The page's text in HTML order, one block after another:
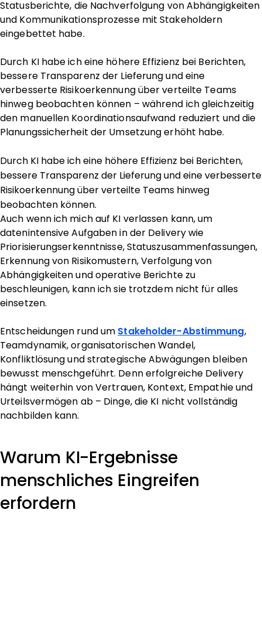
Statusberichte, die Nachverfolgung von Abhängigkeiten
und Kommunikationsprozesse mit Stakeholdern
eingebettet habe.
Durch KI habe ich eine höhere Effizienz bei Berichten,
bessere Transparenz der Lieferung und eine
verbesserte Risikoerkennung über verteilte Teams
hinweg beobachten können – während ich gleichzeitig
den manuellen Koordinationsaufwand reduziert und die
Planungssicherheit der Umsetzung erhöht habe.
Durch KI habe ich eine höhere Effizienz bei Berichten,
bessere Transparenz der Lieferung und eine verbesserte
Risikoerkennung über verteilte Teams hinweg
beobachten können.
Auch wenn ich mich auf KI verlassen kann, um
datenintensive Aufgaben in der Delivery wie
Priorisierungserkenntnisse, Statuszusammenfassungen,
Erkennung von Risikomustern, Verfolgung von
Abhängigkeiten und operative Berichte zu
beschleunigen, kann ich sie trotzdem nicht für alles
einsetzen.
Entscheidungen rund um Stakeholder-Abstimmung,
Teamdynamik, organisatorischen Wandel,
Konfliktlösung und strategische Abwägungen bleiben
bewusst menschgeführt. Denn erfolgreiche Delivery
hängt weiterhin von Vertrauen, Kontext, Empathie und
Urteilsvermögen ab – Dinge, die KI nicht vollständig
nachbilden kann.
Warum KI-Ergebnisse
menschliches Eingreifen
erfordern